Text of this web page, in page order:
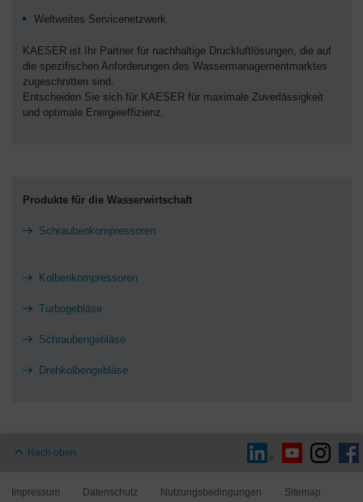
Weltweites Servicenetzwerk
KAESER ist Ihr Partner für nachhaltige Druckluftlösungen, die auf
die spezifischen Anforderungen des Wassermanagementmarktes
zugeschnitten sind.
Entscheiden Sie sich für KAESER für maximale Zuverlässigkeit
und optimale Energieeffizienz.
Produkte für die Wasserwirtschaft
Schraubenkompressoren
Kolbenkompressoren
Turbogebläse
Schraubengebläse
Drehkolbengebläse
Nach oben
Impressum Datenschutz Nutzungsbedingungen Sitemap